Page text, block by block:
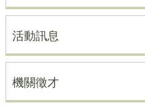
活動訊息
機關徵才